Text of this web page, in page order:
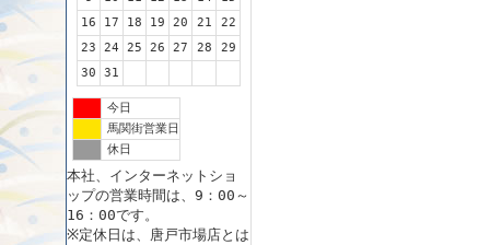
16
17 18 19 20 21
22
23
24 25 26 27 28
29
30
31
今日
馬関街営業日
休日
本社、インターネットショ
ップの営業時間は、9：00～
16：00です。
※定休日は、唐戸市場店とは